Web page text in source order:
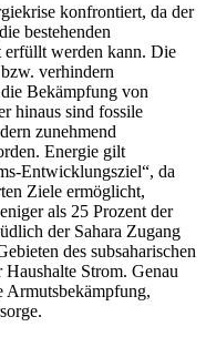
konfrontiert, da der
bestehenden
erfüllt werden kann. Die
verhindern
Bekämpfung von
hinaus sind fossile
zunehmend
Energie gilt
Entwicklungsziel“, da
Ziele ermöglicht,
als 25 Prozent der
der Sahara Zugang
des subsaharischen
Strom. Genau
Armutsbekämpfung,